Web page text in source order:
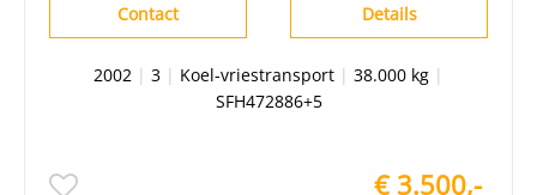
Details
Contact
2002 | 3 | Koel-vriestransport | 38.000 kg |
SFH472886+5
€ 3.500,-